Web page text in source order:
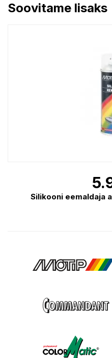
Soovitame lisaks
Silikooni eemaldaja